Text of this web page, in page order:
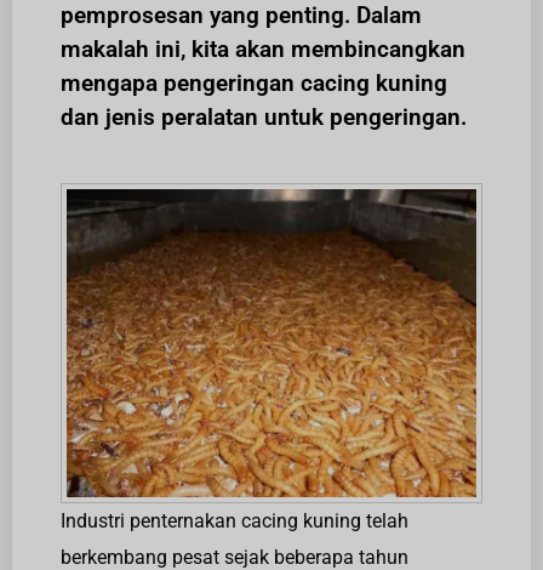
pemprosesan yang penting. Dalam
makalah ini, kita akan membincangkan
mengapa pengeringan cacing kuning
dan jenis peralatan untuk pengeringan.
Industri penternakan cacing kuning telah
berkembang pesat sejak beberapa tahun